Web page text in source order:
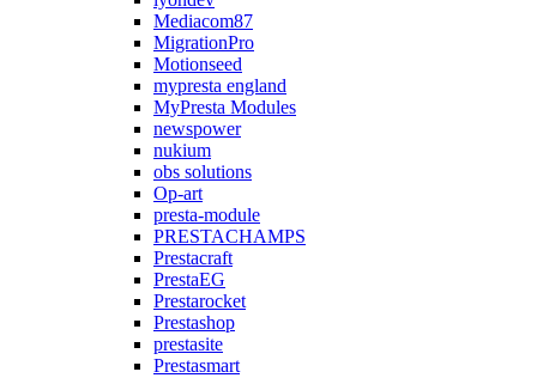
Mediacom87
MigrationPro
Motionseed
mypresta england
MyPresta Modules
newspower
nukium
obs solutions
Op-art
presta-module
PRESTACHAMPS
Prestacraft
PrestaEG
Prestarocket
Prestashop
prestasite
Prestasmart